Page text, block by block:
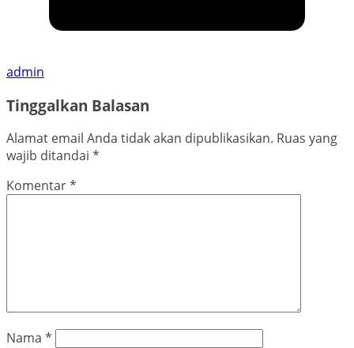
admin
Tinggalkan Balasan
Alamat email Anda tidak akan dipublikasikan. Ruas yang
wajib ditandai *
Komentar*
Nama *